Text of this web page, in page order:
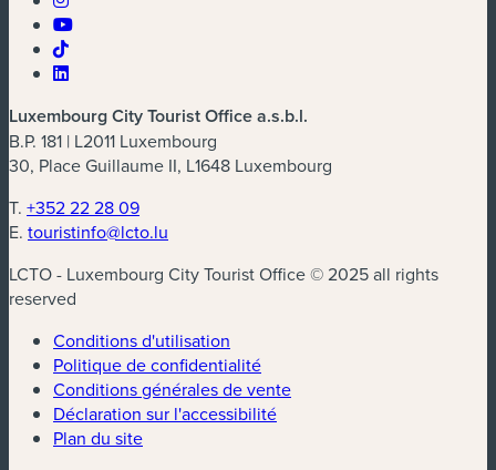
Luxembourg City Tourist Office a.s.b.l.
B.P. 181 | L2011 Luxembourg
30, Place Guillaume II, L1648 Luxembourg
T. +352 22 28 09
E. touristinfo@lcto.lu
LCTO - Luxembourg City Tourist Office © 2025 all rights
reserved
Conditions d'utilisation
Politique de confidentialité
Conditions générales de vente
Déclaration sur l'accessibilité
Plan du site